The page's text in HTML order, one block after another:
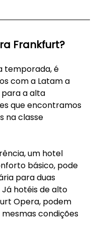
Frankfurt?
temporada, é
com a Latam a
para a alta
que encontramos
na classe
um hotel
básico, pode
para duas
hotéis de alto
Opera, podem
condições